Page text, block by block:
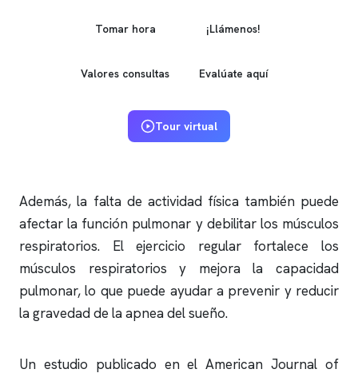
Tomar hora ¡Llámenos!
Valores consultas Evalúate aquí
Tour virtual
Además, la falta de actividad física también puede
afectar la función pulmonar y debilitar los músculos
respiratorios. El ejercicio regular fortalece los
músculos respiratorios y mejora la capacidad
pulmonar, lo que puede ayudar a prevenir y reducir
la gravedad de laapnea del sueño.
Un estudio publicado en el American Journal of